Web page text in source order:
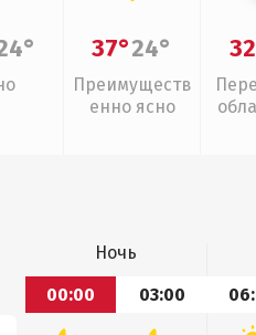
37°24°
Преимуществ
енно ясно
Ночь
00:00
03:00